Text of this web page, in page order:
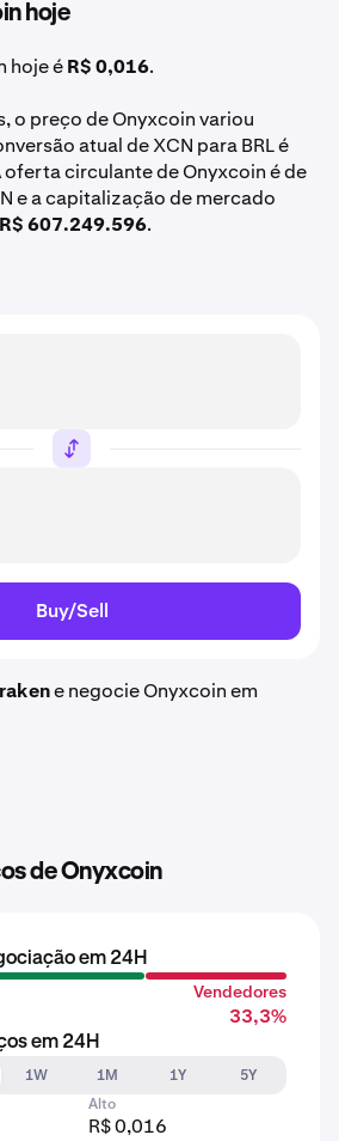
hoje
hoje éR$ 0,016.
o preço de Onyxcoin variou
atual de XCN para BRL é
oferta circulante de Onyxcoin é de
e a capitalização de mercado
R$ 607.249.596.
Buy/Sell
e negocie Onyxcoin em
de Onyxcoin
em 24H
Vendedores
33,3%
em 24H
1W 1M 1Y
5Y
Alto
R$ 0,016